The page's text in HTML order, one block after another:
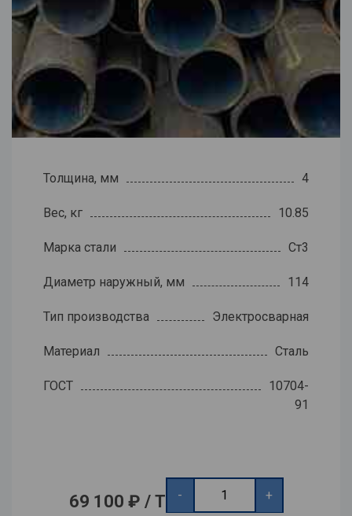
Толщина, мм 4
Вес, кг 10.85
Марка стали Ст3
Диаметр наружный, мм 114
Тип производства Электросварная
Материал Сталь
ГОСТ
10704-
91
69 100 ₽ / Т - +